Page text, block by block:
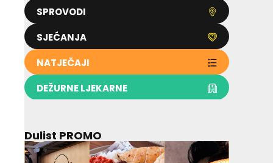
SPROVODI
SJEĆANJA
NATJEČAJI
DEŽURNE LJEKARNE
Dulist PROMO